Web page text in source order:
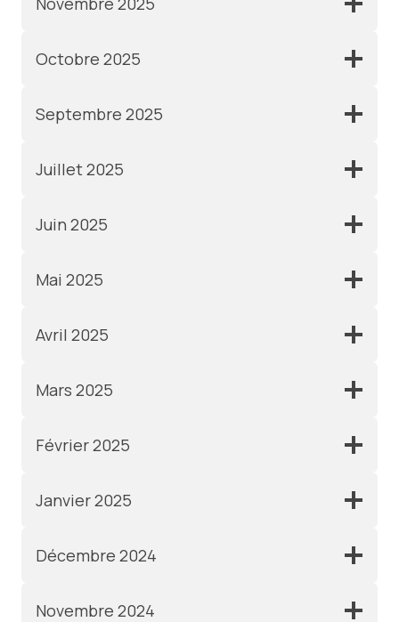
Octobre 2025
Septembre 2025
Juillet 2025
Juin 2025
Mai 2025
Avril 2025
Mars 2025
Février 2025
Janvier 2025
Décembre 2024
Novembre 2024